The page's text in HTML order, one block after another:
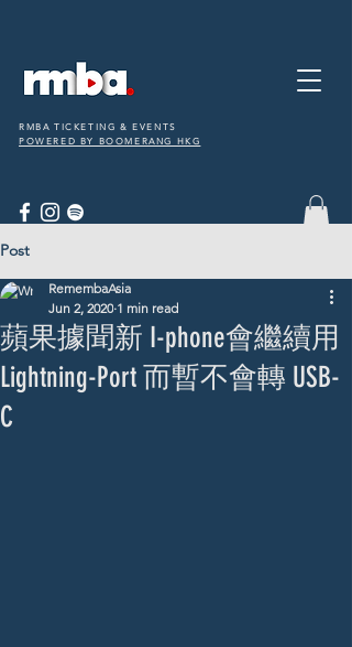
RMBA TICKETING & EVENTS
POWERED BY BOOMERANG HKG
Post
蘋果據聞新 I-phone會繼續用
Lightning-Port 而暫不會轉 USB-
C
RemembaAsia
Jun 2, 2020 1 min read